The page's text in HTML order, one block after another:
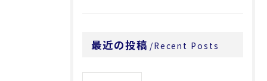
最近の投稿 Recent Posts